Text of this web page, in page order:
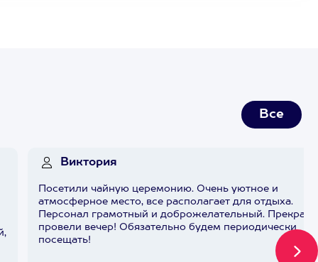
Все
Виктория
Посетили чайную церемонию. Очень уютное и
атмосферное место, все располагает для отдыха.
Персонал грамотный и доброжелательный.
провели вечер! Обязательно будем периодически
посещать!